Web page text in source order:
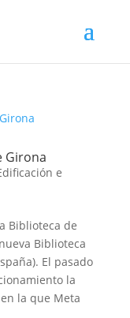
Girona
e
Biblioteca de
Biblioteca
El pasado
la
la que Meta